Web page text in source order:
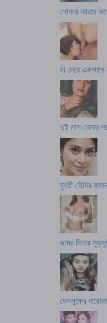
সোফায় আরাম
মা মেয়ে একসাথে
দুই মাস চোদার
যুবতী বৌদির
গুদের ভিতর
ফেসবুকের